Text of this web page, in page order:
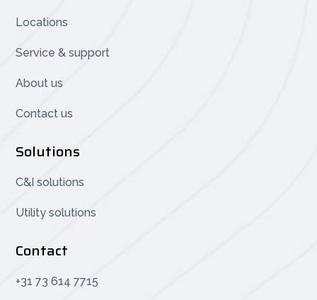
Locations
Service & support
About us
Contact us
Solutions
C&I solutions
Utility solutions
Contact
+31 73 614 7715